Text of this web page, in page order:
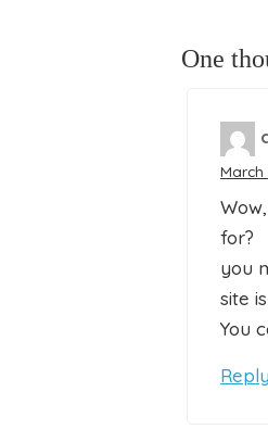
One
March
for?
you
site
You
Reply